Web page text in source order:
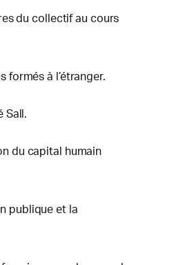
du collectif au cours
formés à l’étranger.
Sall.
du capital humain
publique et la